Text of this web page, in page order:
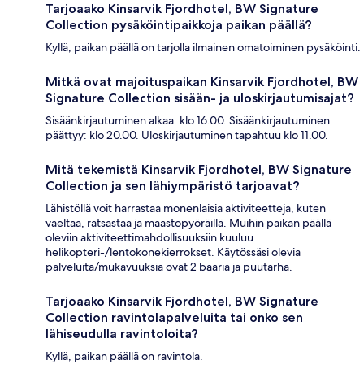
Tarjoaako Kinsarvik Fjordhotel, BW Signature
Collection pysäköintipaikkoja paikan päällä?
Kyllä, paikan päällä on tarjolla ilmainen omatoiminen pysäköinti.
Mitkä ovat majoituspaikan Kinsarvik Fjordhotel, BW
Signature Collection sisään- ja uloskirjautumisajat?
Sisäänkirjautuminen alkaa: klo 16.00. Sisäänkirjautuminen
päättyy: klo 20.00. Uloskirjautuminen tapahtuu klo 11.00.
Mitä tekemistä Kinsarvik Fjordhotel, BW Signature
Collection ja sen lähiympäristö tarjoavat?
Lähistöllä voit harrastaa monenlaisia aktiviteetteja, kuten
vaeltaa, ratsastaa ja maastopyöräillä. Muihin paikan päällä
oleviin aktiviteettimahdollisuuksiin kuuluu
helikopteri-/lentokonekierrokset. Käytössäsi olevia
palveluita/mukavuuksia ovat 2 baaria ja puutarha.
Tarjoaako Kinsarvik Fjordhotel, BW Signature
Collection ravintolapalveluita tai onko sen
lähiseudulla ravintoloita?
Kyllä, paikan päällä on ravintola.